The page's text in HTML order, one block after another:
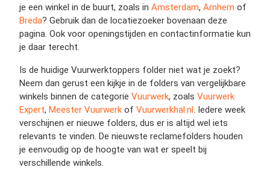
je een winkel in de buurt, zoals in Amsterdam, Arnhem of
Breda? Gebruik dan de locatiezoeker bovenaan deze
pagina. Ook voor openingstijden en contactinformatie kun
je daar terecht.
Is de huidige Vuurwerktoppers folder niet wat je zoekt?
Neem dan gerust een kijkje in de folders van vergelijkbare
winkels binnen de categorie Vuurwerk, zoals Vuurwerk
Expert, Meester Vuurwerk of Vuurwerkhal.nl. Iedere week
verschijnen er nieuwe folders, dus er is altijd wel iets
relevants te vinden. De nieuwste reclamefolders houden
je eenvoudig op de hoogte van wat er speelt bij
verschillende winkels.